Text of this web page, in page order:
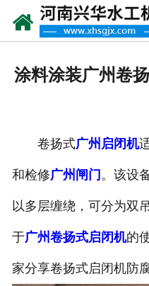
涂料涂装广州卷
卷扬式广州启闭机
和检修广州闸门 。该设
以多层缠绕，可分为双
于广州卷扬式启闭机的
家分享卷扬式启闭机防